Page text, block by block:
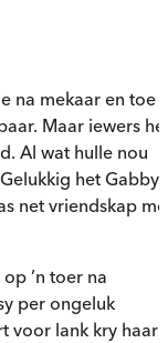
na mekaar en toe
Maar iewers
Al wat hulle nou
het Gabby
net vriendskap
’n toer na
per ongeluk
voor lank kry haar